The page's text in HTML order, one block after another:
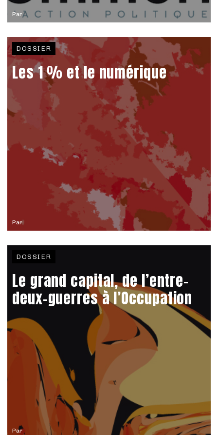
Par
Par
DOSSIER
Les 1 % et le numérique
Par
DOSSIER
Le grand capital, de l’entre-
deux-guerres à l’Occupation